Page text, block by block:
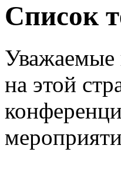
Список
Уважаемые
на этой